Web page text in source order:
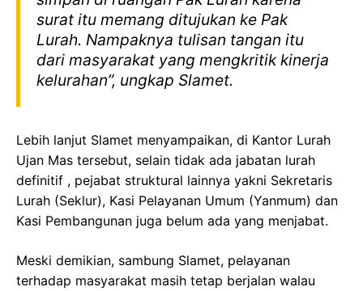
surat itu memang ditujukan ke Pak
Lurah. Nampaknya tulisan tangan itu
dari masyarakat yang mengkritik kinerja
kelurahan”, ungkap Slamet.
Lebih lanjut Slamet menyampaikan, di Kantor Lurah
Ujan Mas tersebut, selain tidak ada jabatan lurah
definitif , pejabat struktural lainnya yakni Sekretaris
Lurah (Seklur), Kasi Pelayanan Umum (Yanmum) dan
Kasi Pembangunan juga belum ada yang menjabat.
Meski demikian, sambung Slamet, pelayanan
terhadap masyarakat masih tetap berjalan walau